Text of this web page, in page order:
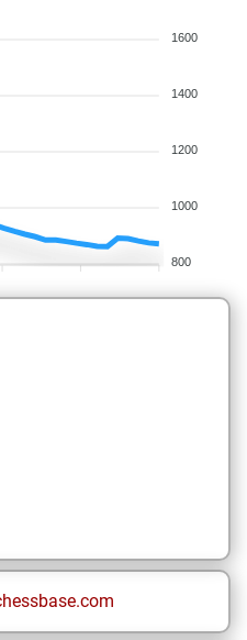
1600
1400
1200
1000
800